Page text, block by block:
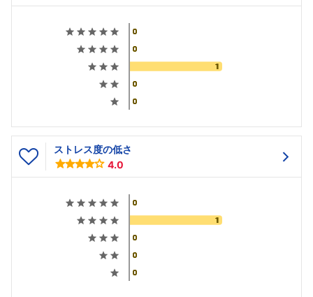
ストレス度の低さ
4.0